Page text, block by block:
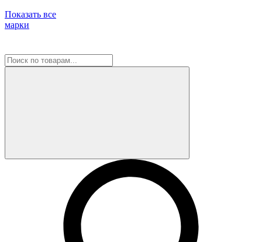
Показать все
марки